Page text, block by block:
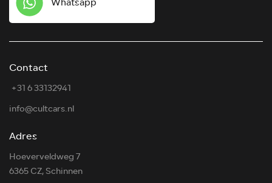
Contact
⁠ ⁠+31 6 33132941
info@cultcars.nl
Adres
Hoeverveldweg 7
6365 CZ, Schinnen